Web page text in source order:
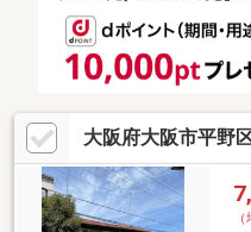
大阪府大阪市平野